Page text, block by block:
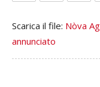
Scarica il file: Nòva
annunciato